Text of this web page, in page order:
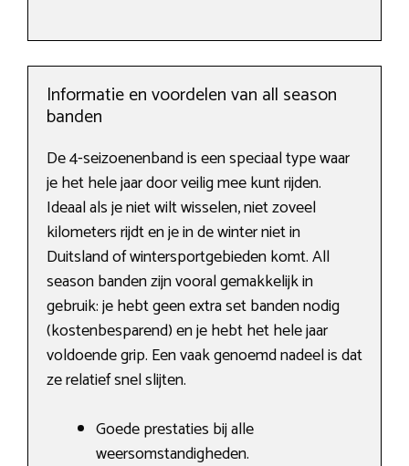
Informatie en voordelen van all season
banden
De 4-seizoenenband is een speciaal type waar
je het hele jaar door veilig mee kunt rijden.
Ideaal als je niet wilt wisselen, niet zoveel
kilometers rijdt en je in de winter niet in
Duitsland of wintersportgebieden komt. All
season banden zijn vooral gemakkelijk in
gebruik: je hebt geen extra set banden nodig
(kostenbesparend) en je hebt het hele jaar
voldoende grip. Een vaak genoemd nadeel is dat
ze relatief snel slijten.
Goede prestaties bij alle
weersomstandigheden.